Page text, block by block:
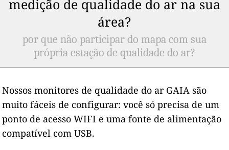
medição de qualidade do ar na sua
área?
por que não participar do mapa com sua
própria estação de qualidade do ar?
Nossos monitores de qualidade do ar GAIA são
muito fáceis de configurar: você só precisa de um
ponto de acesso WIFI e uma fonte de alimentação
compatível com USB.